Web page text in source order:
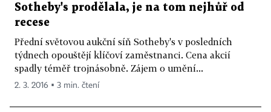
Sotheby's prodělala, je na tom nejhůř od
recese
Přední světovou aukční síň Sotheby's v posledních
týdnech opouštějí klíčoví zaměstnanci. Cena akcií
spadly téměř trojnásobně. Zájem o umění...
2. 3. 2016 ▪ 3 min. čtení